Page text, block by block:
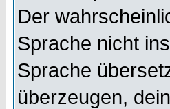
Der
Sprache nicht
Sprache
überzeugen,